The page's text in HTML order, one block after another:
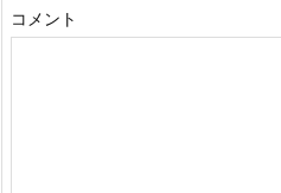
コメント